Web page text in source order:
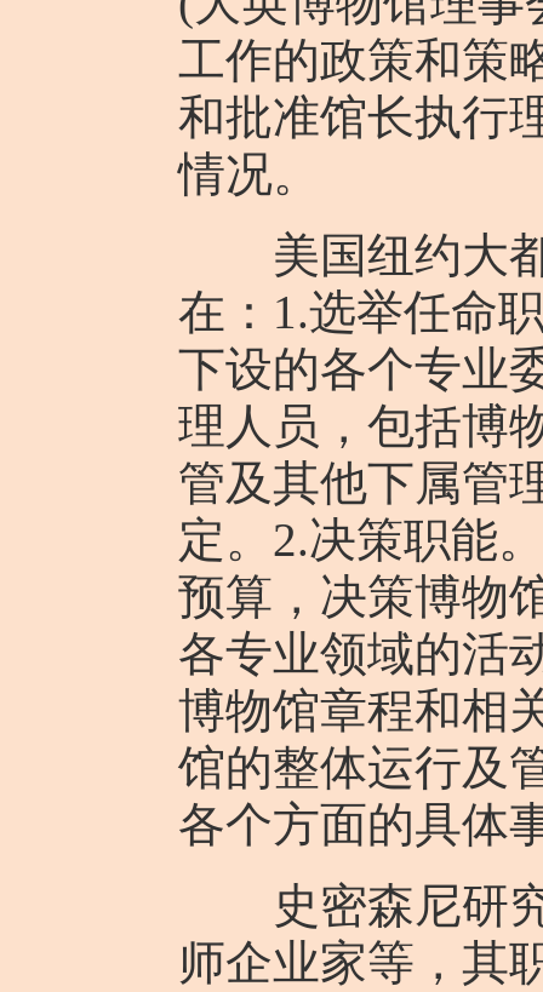
工作的政策和策
和批准馆长执行
情况。
美国纽约大都
在：1.选举任命
下设的各个专业
理人员，包括博
管及其他下属管
定。2.决策职能
预算，决策博物
各专业领域的活
博物馆章程和相
馆的整体运行及
各个方面的具体
史密森尼研究
师企业家等，其